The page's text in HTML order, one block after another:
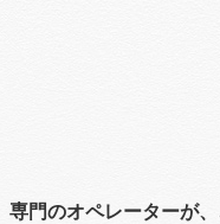
専門のオペレーターが